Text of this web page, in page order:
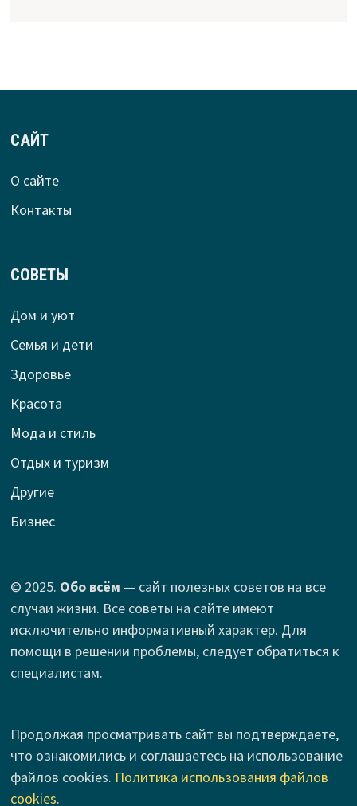
САЙТ
О сайте
Контакты
СОВЕТЫ
Дом и уют
Семья и дети
Здоровье
Красота
Мода и стиль
Отдых и туризм
Другие
Бизнес
© 2025. Обо всём — сайт полезных советов на все
случаи жизни. Все советы на сайте имеют
исключительно информативный характер. Для
помощи в решении проблемы, следует обратиться к
специалистам.
Продолжая просматривать сайт вы подтверждаете,
что ознакомились и соглашаетесь на использование
файлов cookies. Политика использования файлов
cookies.